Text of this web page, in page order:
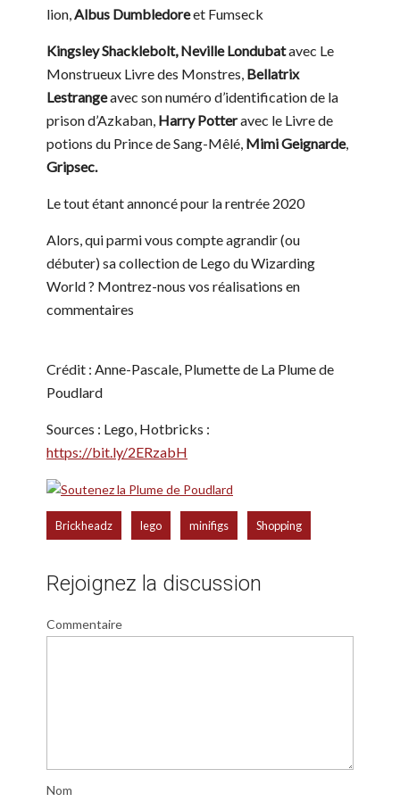
lion, Albus Dumbledoreet Fumseck
Kingsley Shacklebolt, Neville Londubatavec Le
Monstrueux Livre des Monstres, Bellatrix
Lestrangeavec son numéro d’identification de la
prison d’Azkaban, Harry Potteravec le Livre de
potions du Prince de Sang-Mêlé, Mimi Geignarde,
Gripsec.
Le tout étant annoncé pour la rentrée 2020
Alors, qui parmi vous compte agrandir (ou
débuter) sa collection de Lego du Wizarding
World ? Montrez-nous vos réalisations en
commentaires
Crédit : Anne-Pascale, Plumette de La Plume de
Poudlard
Sources : Lego, Hotbricks :
https://bit.ly/2ERzabH
Brickheadz lego minifigs Shopping
Rejoignez la discussion
Commentaire
Nom